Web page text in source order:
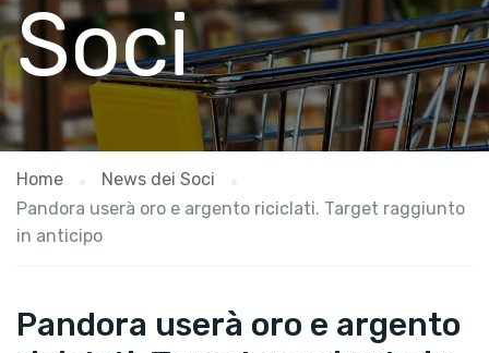
Soci
Home
News dei Soci
Pandora userà oro e argento riciclati. Target raggiunto
in anticipo
Pandora userà oro e argento